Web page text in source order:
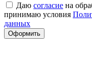
Даю согласие на
принимаю условия
данных
Оформить